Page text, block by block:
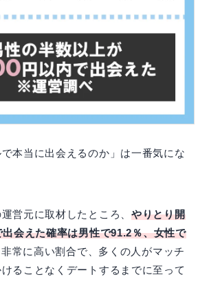
で本当に出会えるのか」は一番気にな
営元に取材したところ、 やりとり開
会えた確率は男性で91.2％、女性で
常に高い割合で、多くの人がマッチ
ることなくデートするまでに至って